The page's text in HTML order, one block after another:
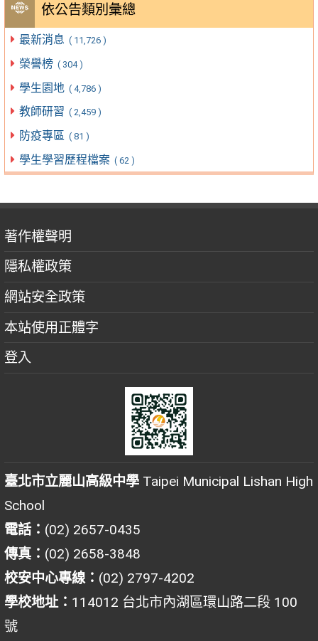
依公告類別彙總
最新消息 ( 11,726 )
榮譽榜 ( 304 )
學生園地 ( 4,786 )
教師研習 ( 2,459 )
防疫專區 ( 81 )
學生學習歷程檔案 ( 62 )
著作權聲明
隱私權政策
網站安全政策
本站使用正體字
登入
臺北市立麗山高級中學 Taipei Municipal Lishan High
School
電話： (02) 2657-0435
傳真： (02) 2658-3848
校安中心專線： (02) 2797-4202
學校地址： 114012 台北市內湖區環山路二段 100
號